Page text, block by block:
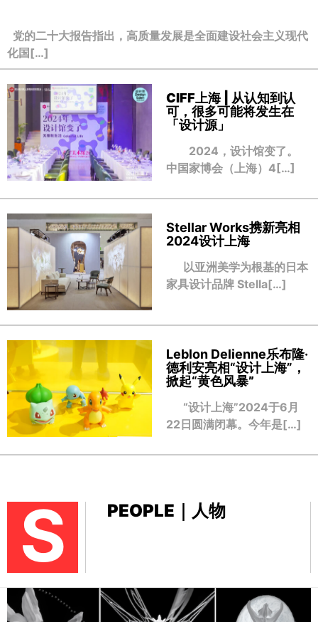
党的二十大报告指出，高质量发展是全面建设社会主义现代
化国[…]
CIFF上海 | 从认知到认
可，很多可能将发生在
「设计源」
2024，设计馆变了。
中国家博会（上海）4[…]
Stellar Works携新亮相
2024设计上海
以亚洲美学为根基的日本
家具设计品牌 Stella[…]
Leblon Delienne乐布隆·
德利安亮相“设计上海”，
掀起“黄色风暴”
“设计上海”2024于6月
22日圆满闭幕。今年是[…]
S PEOPLE｜人物